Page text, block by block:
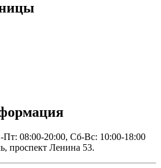
08:00-20:00, Сб-Вс: 10:00-18:00
проспект Ленина 53.